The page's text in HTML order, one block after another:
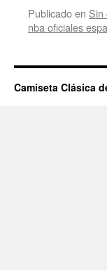
Publicado en Sin
nba oficiales
Camiseta Clásica